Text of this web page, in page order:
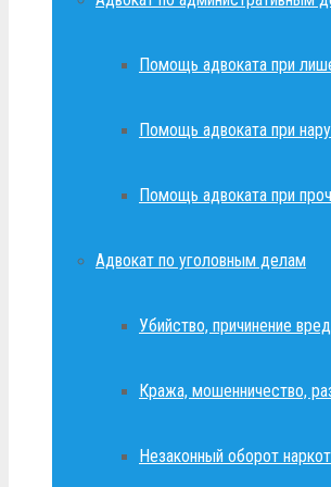
Помощь адвоката при
Помощь адвоката при
Помощь адвоката при
Адвокат по уголовным делам
Убийство, причинение
Кража, мошенничество,
Незаконный оборот